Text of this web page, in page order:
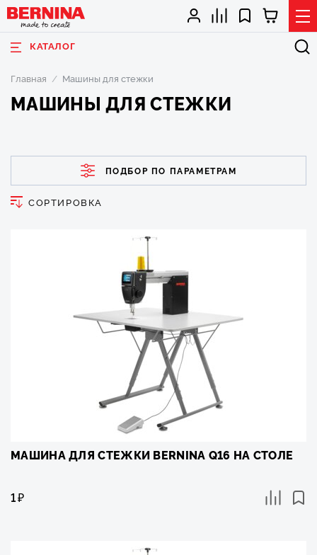
КАТАЛОГ
Главная Машины для стежки
МАШИНЫ ДЛЯ СТЕЖКИ
ПОДБОР ПО ПАРАМЕТРАМ
СОРТИРОВКА
МАШИНА ДЛЯ СТЕЖКИ BERNINA Q16 НА СТОЛЕ
1₽